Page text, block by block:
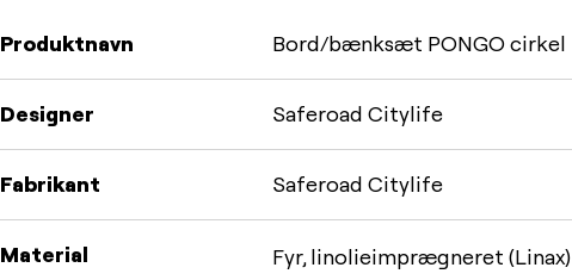
Produktnavn Bord/bænksæt PONGO cirkel
Designer Saferoad Citylife
Fabrikant Saferoad Citylife
Material
Fyr, linolieimprægneret (Linax)